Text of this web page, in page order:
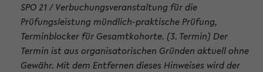
SPO 21 / Verbuchungsveranstaltung für die
Prüfungsleistung mündlich-praktische Prüfung,
Terminblocker für Gesamtkohorte. (3. Termin) Der
Termin ist aus organisatorischen Gründen aktuell ohne
Gewähr. Mit dem Entfernen dieses Hinweises wird der